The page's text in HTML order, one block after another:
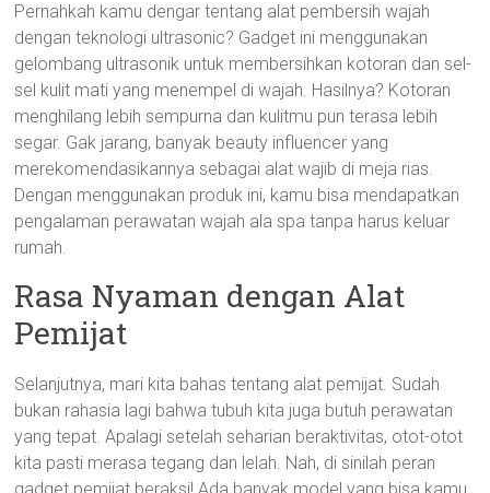
Pernahkah kamu dengar tentang alat pembersih wajah
dengan teknologi ultrasonic? Gadget ini menggunakan
gelombang ultrasonik untuk membersihkan kotoran dan sel-
sel kulit mati yang menempel di wajah. Hasilnya? Kotoran
menghilang lebih sempurna dan kulitmu pun terasa lebih
segar. Gak jarang, banyak beauty influencer yang
merekomendasikannya sebagai alat wajib di meja rias.
Dengan menggunakan produk ini, kamu bisa mendapatkan
pengalaman perawatan wajah ala spa tanpa harus keluar
rumah.
Rasa Nyaman dengan Alat
Pemijat
Selanjutnya, mari kita bahas tentang alat pemijat. Sudah
bukan rahasia lagi bahwa tubuh kita juga butuh perawatan
yang tepat. Apalagi setelah seharian beraktivitas, otot-otot
kita pasti merasa tegang dan lelah. Nah, di sinilah peran